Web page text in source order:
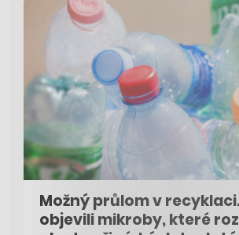
Možný průlom v
objevili mikroby, které